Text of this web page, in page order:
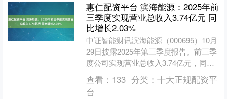
惠仁配资平台 滨海能源：2025年前
三季度实现营业总收入3.74亿元 同
比增长2.03%
中证智能财讯滨海能源（000695）10月
29日披露2025年第三季度报告。前三季
度公司实现营业总收入3.74亿元，同比
增长2.03%；归母净利润亏损4943.....
查看： 133 分类： 十大正规配资平
台